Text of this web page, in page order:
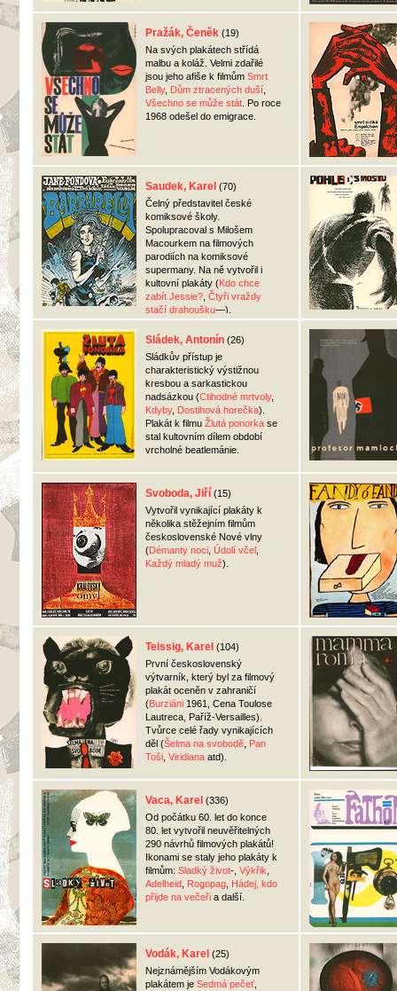
Pražák, Čeněk (19)
Na svých plakátech střídá
malbu a koláž. Velmi zdařilé
jsou jeho afiše k filmům Smrt
Belly, Dům ztracených duší
Všechno se může stát . Po roce
1968 odešel do emigrace.
Saudek, Karel (70)
Čelný představitel české
komiksové školy.
Spolupracoval s Milošem
Macourkem na filmových
parodiích na komiksové
supermany. Na ně vytvořil i
kultovní plakáty (Kdo chce
zabít Jessie? Čtyři vraždy
stačí drahoušku—).
Sládek, Antonín (26)
Sládkův přístup je
charakteristický výstižnou
kresbou a sarkastickou
nadsázkou (Ctihodné mrtvoly,
Kdyby, Dostihová horečka).
Plakát k filmu Žlutá ponorka se
stal kultovním dílem období
vrcholné beatlemánie.
Svoboda, Jiří (15)
Vytvořil vynikající plakáty k
několika stěžejním filmům
československé Nové vlny
(Démanty noci Údolí včel
Každý mladý muž).
Teissig, Karel (104)
První československý
výtvarník, který byl za filmový
plakát oceněn v zahraničí
(Burziáni 1961, Cena Toulose
Lautreca, Paříž-Versailles).
Tvůrce celé řady vynikajících
děl (Šelma na svobodě Pan
Toši Viridiana atd).
Vaca, Karel (336)
Od počátku 60. let do konce
80. let vytvořil neuvěřitelných
290 návrhů filmových plakátů!
Ikonami se staly jeho plakáty k
filmům: Sladký život-, Výkřik
Adelheid Rogopag Hádej, kdo
přijde na večeři a další.
Vodák, Karel (25)
Nejznámějším Vodákovým
plakátem je Sedmá pečeť,